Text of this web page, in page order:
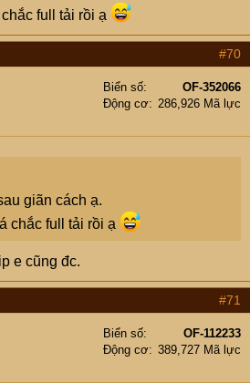
full tải rồi ạ
#70
Biển số
OF-352066
Động cơ
286,926 Mã lực
giãn cách ạ.
chắc full tải rồi ạ
e cũng đc.
#71
Biển số
OF-112233
Động cơ
389,727 Mã lực